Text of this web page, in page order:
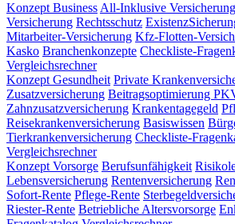
Konzept Business All-Inklusive Versicherung
Versicherung Rechtsschutz
Mitarbeiter-Versicherung Kfz-Flotten-
Kasko Branchenkonzepte Checkliste-
Vergleichsrechner
Konzept Gesundheit Private
Zusatzversicherung Beitragsoptimierung
Zahnzusatzversicherung Krankentagegeld
Reisekrankenversicherung Basiswissen
Tierkrankenversicherung Checkliste-
Vergleichsrechner
Konzept Vorsorge Berufsunfähigkeit
Lebensversicherung Rentenversicherung
Sofort-Rente Pflege-Rente
Riester-Rente Betriebliche Altersvorsorge